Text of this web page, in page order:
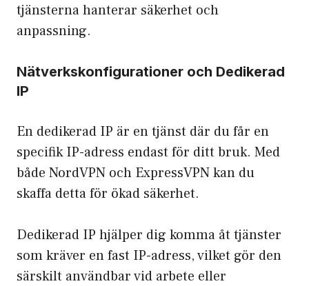
tjänsterna hanterar säkerhet och
anpassning.
Nätverkskonfigurationer och Dedikerad
IP
En dedikerad IP är en tjänst där du får en
specifik IP-adress endast för ditt bruk. Med
både NordVPN och ExpressVPN kan du
skaffa detta för ökad säkerhet.
Dedikerad IP hjälper dig komma åt tjänster
som kräver en fast IP-adress, vilket gör den
särskilt användbar vid arbete eller